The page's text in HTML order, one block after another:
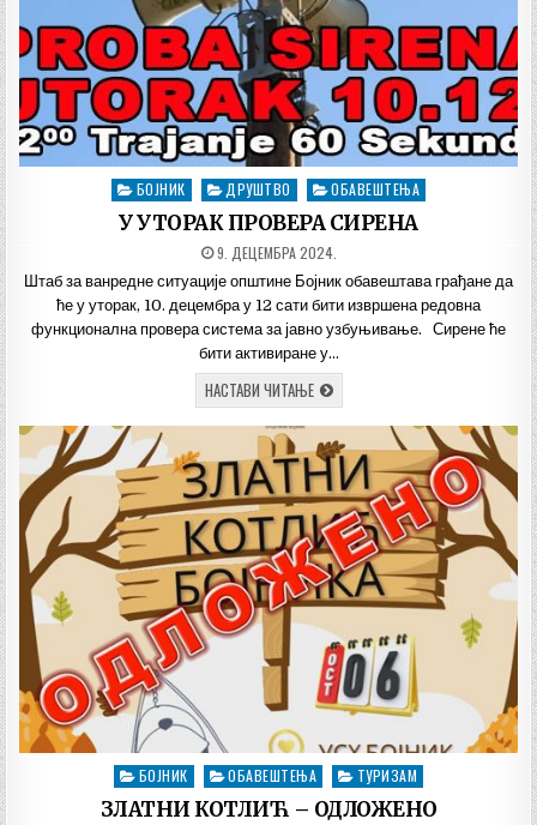
Posted
in
БОЈНИК ДРУШТВО ОБАВЕШТЕЊА
У УТОРАК ПРОВЕРА СИРЕНА
ДАТУМ
ОБЈАВЉИВАЊА:
9. ДЕЦЕМБРА 2024.
Штаб за ванредне ситуације општине Бојник обавештава грађане да
ће у уторак, 10. децембра у 12 сати бити извршена редовна
функционална провера система за јавно узбуњивање. Сирене ће
бити активиране у…
НАСТАВИ ЧИТАЊЕУ
УТОРАК
ПРОВЕРА
СИРЕНА
Posted
in
БОЈНИК ОБАВЕШТЕЊА ТУРИЗАМ
ЗЛАТНИ КОТЛИЋ – ОДЛОЖЕНО